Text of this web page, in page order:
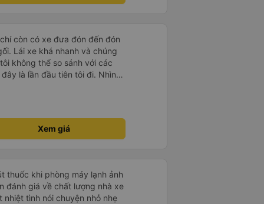
còn có xe đưa đón đến đón
Lái xe khá nhanh và chúng
không thể so sánh với các
là lần đầu tiên tôi đi. Nhìn
Xem giá
thuốc khi phòng máy lạnh ảnh
tình nói chuyện nhỏ nhẹ